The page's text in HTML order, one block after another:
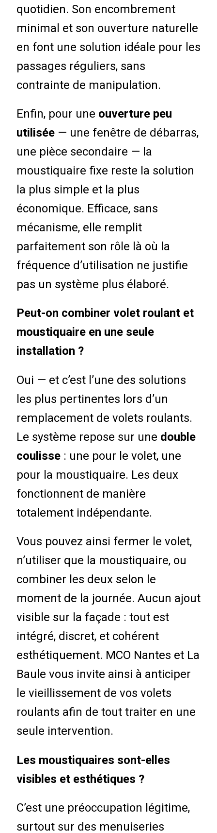
quotidien. Son encombrement
minimal et son ouverture naturelle
en font une solution idéale pour les
passages réguliers, sans
contrainte de manipulation.
Enfin, pour une ouverture peu
utilisée— une fenêtre de débarras,
une pièce secondaire — la
moustiquaire fixe reste la solution
la plus simple et la plus
économique. Efficace, sans
mécanisme, elle remplit
parfaitement son rôle là où la
fréquence d’utilisation ne justifie
pas un système plus élaboré.
Peut-on combiner volet roulant et
moustiquaire en une seule
installation ?
Oui — et c’est l’une des solutions
les plus pertinentes lors d’un
remplacement de volets roulants.
Le système repose sur une double
coulisse: une pour le volet, une
pour la moustiquaire. Les deux
fonctionnent de manière
totalement indépendante.
Vous pouvez ainsi fermer le volet,
n’utiliser que la moustiquaire, ou
combiner les deux selon le
moment de la journée. Aucun ajout
visible sur la façade : tout est
intégré, discret, et cohérent
esthétiquement. MCO Nantes et La
Baule vous invite ainsi à anticiper
le vieillissement de vos volets
roulants afin de tout traiter en une
seule intervention.
Les moustiquaires sont-elles
visibles et esthétiques ?
C’est une préoccupation légitime,
surtout sur des menuiseries